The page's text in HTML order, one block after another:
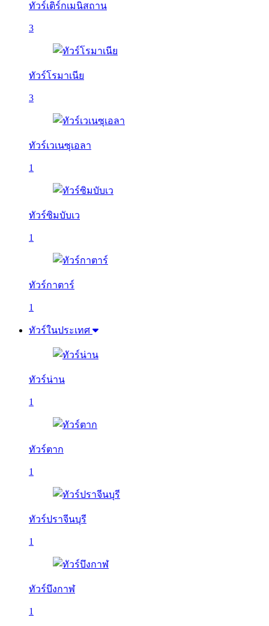
ทัวร์เติร์กเมนิสถาน
3
ทัวร์โรมาเนีย
3
ทัวร์เวเนซุเอลา
1
ทัวร์ซิมบับเว
1
ทัวร์กาตาร์
1
ทัวร์ในประเทศ
ทัวร์น่าน
1
ทัวร์ตาก
1
ทัวร์ปราจีนบุรี
1
ทัวร์บึงกาฬ
1